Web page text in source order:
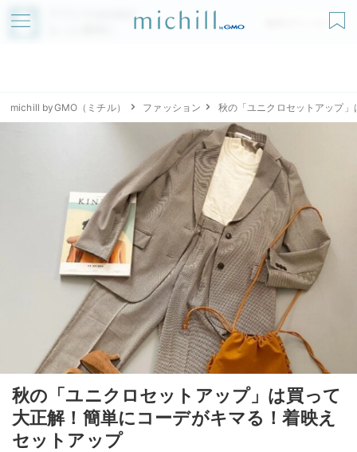
アプリでmichillが
無料ダウンロード
michill byGMO（ミチル） ファッション 秋の「ユニクロセットアップ
秋の「ユニクロセットアップ」は買って
大正解！簡単にコーデがキマる！着映え
セットアップ